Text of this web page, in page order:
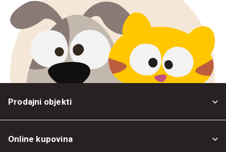
Prodajni objekti
Online kupovina